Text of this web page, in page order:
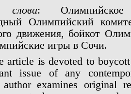
:
Олимпийский
движения, бойкот
игры в Сочи.
article is devoted to
issue of any
author examines original